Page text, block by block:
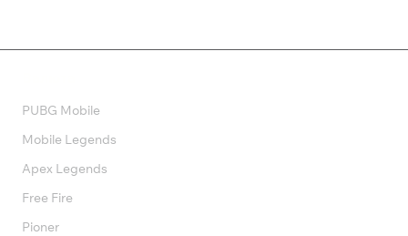
PUBG Mobile
Mobile Legends
Apex Legends
Free Fire
Pioner